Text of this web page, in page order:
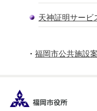
天神証明サービ
・福岡市公共施設